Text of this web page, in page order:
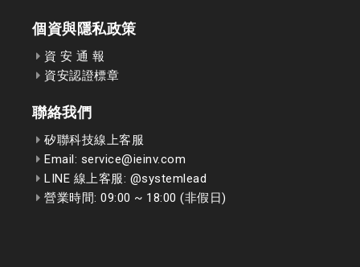
個資與隱私政策
資 安 通 報
資安認證標章
聯絡我們
矽聯科技線上客服
Email: service@ieinv.com
LINE 線上客服: @systemlead
營業時間: 09:00 ~ 18:00 (非假日)